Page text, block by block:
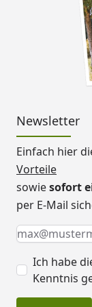
Im
Wasserablauf
Packmaße
Skan
x 554
Skan
x 554 cm
Newsletter
Einfach hier
Vorteile
sowiesofort
per E-Mail
Keine
Eingabe
E-Mail *
Ich habe
Kenntnis